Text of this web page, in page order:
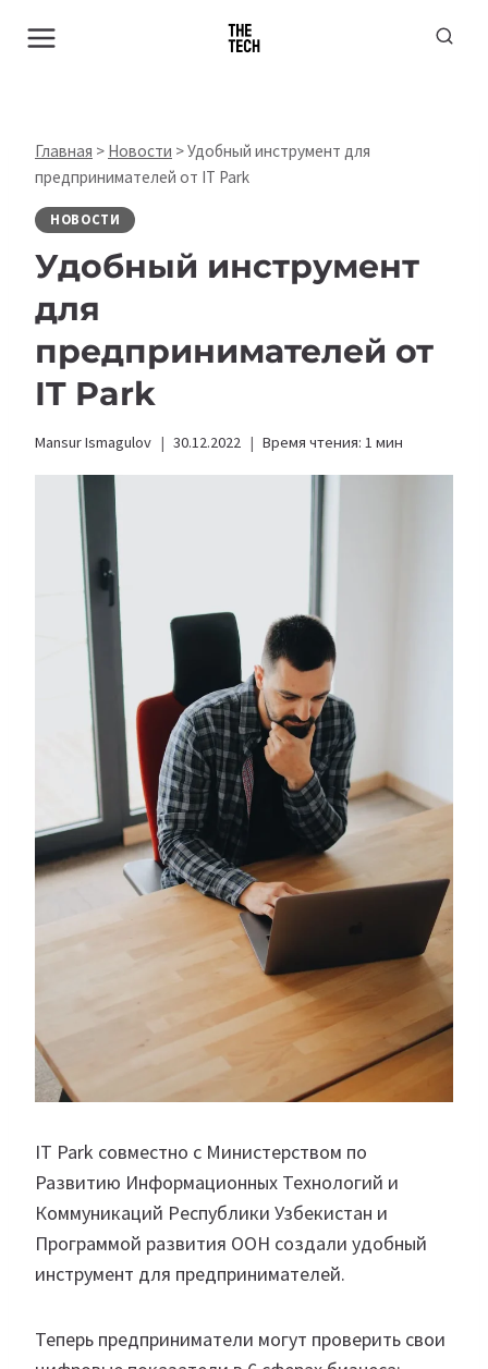
Главная > Новости >Удобный инструмент для
предпринимателей от IT Park
НОВОСТИ
Удобный инструмент
для
предпринимателей от
IT Park
Mansur Ismagulov 30.12.2022 Время чтения: 1 мин
IT Park совместно с Министерством по
Развитию Информационных Технологий и
Коммуникаций Республики Узбекистан и
Программой развития ООН создали удобный
инструмент для предпринимателей.
Теперь предприниматели могут проверить свои